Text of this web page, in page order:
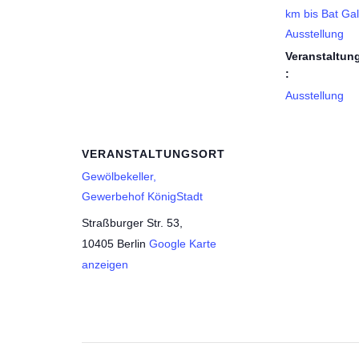
km bis Bat
Ausstellung
:
Ausstellung
VERANSTALTUNGSORT
Gewölbekeller,
Gewerbehof KönigStadt
Straßburger Str. 53,
10405 Berlin Google Karte
anzeigen